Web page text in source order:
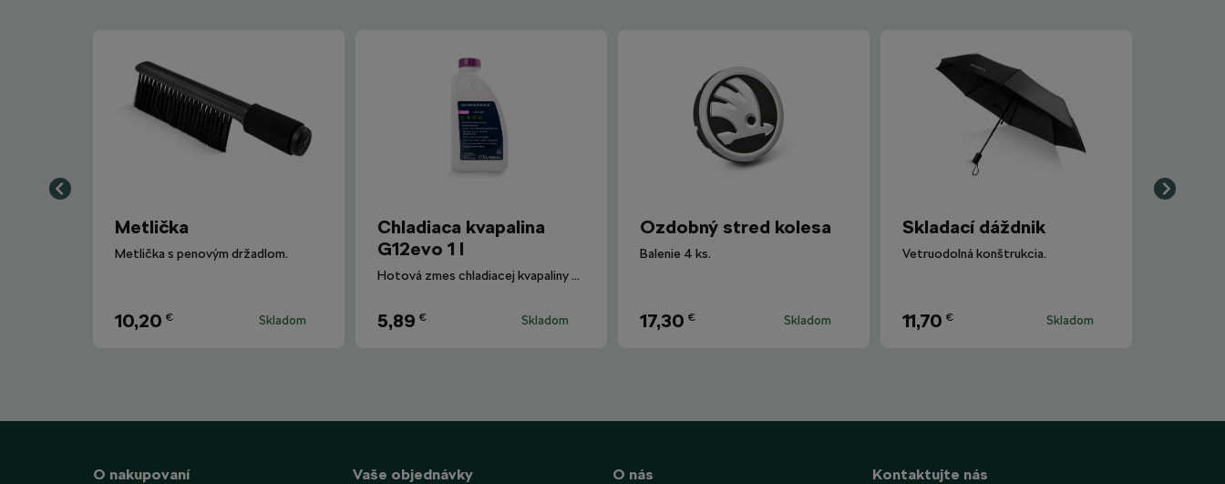
Metlička
Metlička s penovým držadlom.
10,20 € Skladom
Chladiaca kvapalina
G12evo 1 l
Hotová zmes chladiacej kvapaliny G12evo pre všetky vozidlá Škoda.
5,89 € Skladom
Ozdobný stred kolesa
Balenie 4 ks.
17,30 € Skladom
Skladací dáždnik
Vetruodolná konštrukcia.
11,70 € Skladom
O nakupovaní Vaše objednávky O nás Kontaktujte nás